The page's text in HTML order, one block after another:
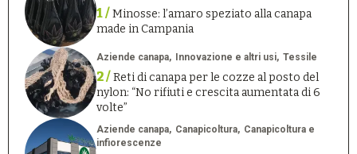
1 /Minosse: l’amaro speziato alla canapa
made in Campania
Aziende canapa Innovazione e altri usi Tessile
2 /Reti di canapa per le cozze al posto del
nylon: “No rifiuti e crescita aumentata di 6
volte”
Aziende canapa Canapicoltura
Canapicoltura e
infiorescenze